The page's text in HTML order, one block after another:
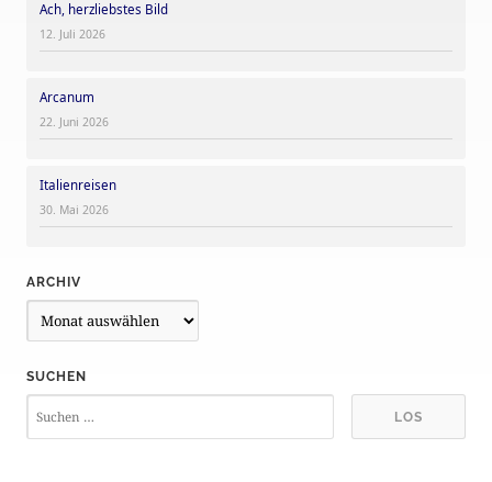
Ach, herzliebstes Bild
12. Juli 2026
Arcanum
22. Juni 2026
Italienreisen
30. Mai 2026
ARCHIV
r
h
SUCHEN